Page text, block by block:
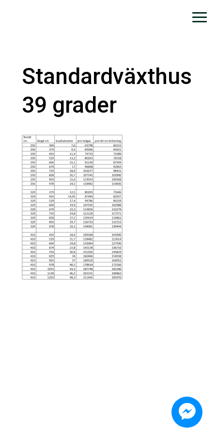
Standardväxthus
39 grader